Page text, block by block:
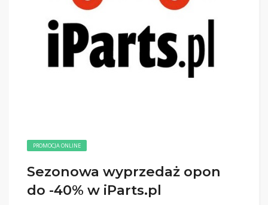
PROMOCJA ONLINE
Sezonowa wyprzedaż opon
do -40% w iParts.pl